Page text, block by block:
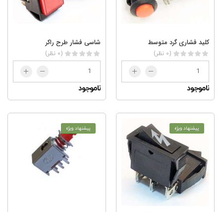
کلید فشاری گرد متوسط
(0 نظر)
ناموجود
شاسی فشار طرح راکر
(0 نظر)
ناموجود
پیشنهاد ویژه پیشنهاد ویژه